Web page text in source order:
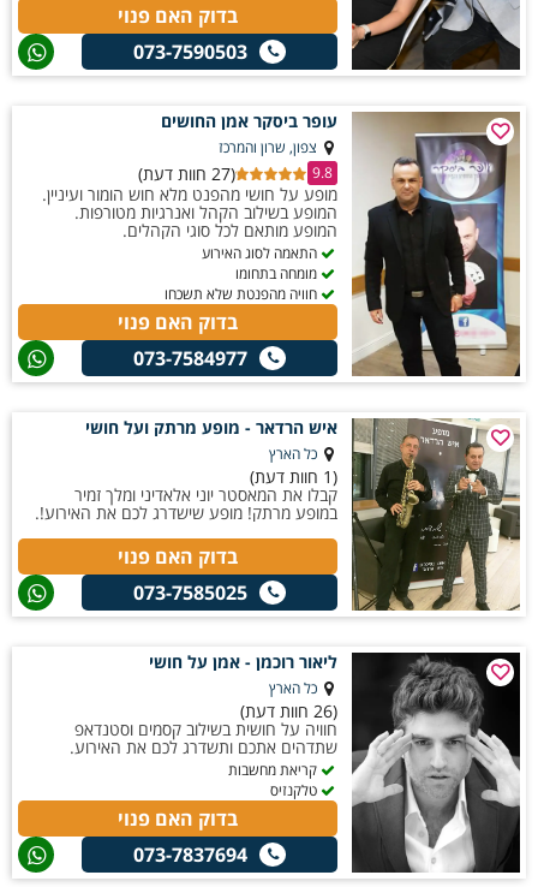
בדוק האם פנוי
073-7590503
עופר ביסקר אמן החושים
צפון, שרון והמרכז
9.8
(27 חוות דעת)
מופע על חושי מהפנט מלא חוש הומור ועיניין.
המופע בשילוב הקהל ואנרגיות מטורפות.
המופע מותאם לכל סוגי הקהלים.
התאמה לסוג האירוע
מומחה בתחומו
חוויה מהפנטת שלא תשכחו
בדוק האם פנוי
073-7584977
איש הרדאר - מופע מרתק ועל חושי
כל הארץ
(1 חוות דעת)
קבלו את המאסטר יוני אלאדיני ומלך זמיר
במופע מרתק! מופע שישדרג לכם את האירוע!.
בדוק האם פנוי
073-7585025
ליאור רוכמן - אמן על חושי
כל הארץ
(26 חוות דעת)
חוויה על חושית בשילוב קסמים וסטנדאפ
שתדהים אתכם ותשדרג לכם את האירוע.
קריאת מחשבות
טלקנזיס
בדוק האם פנוי
073-7837694